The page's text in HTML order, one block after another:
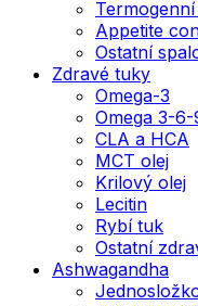
Appetite
Ostatní
Zdravé tuky
Omega-3
Omega 3-6-
CLA a HCA
MCT olej
Krilový olej
Lecitin
Rybí tuk
Ostatní
Ashwagandha